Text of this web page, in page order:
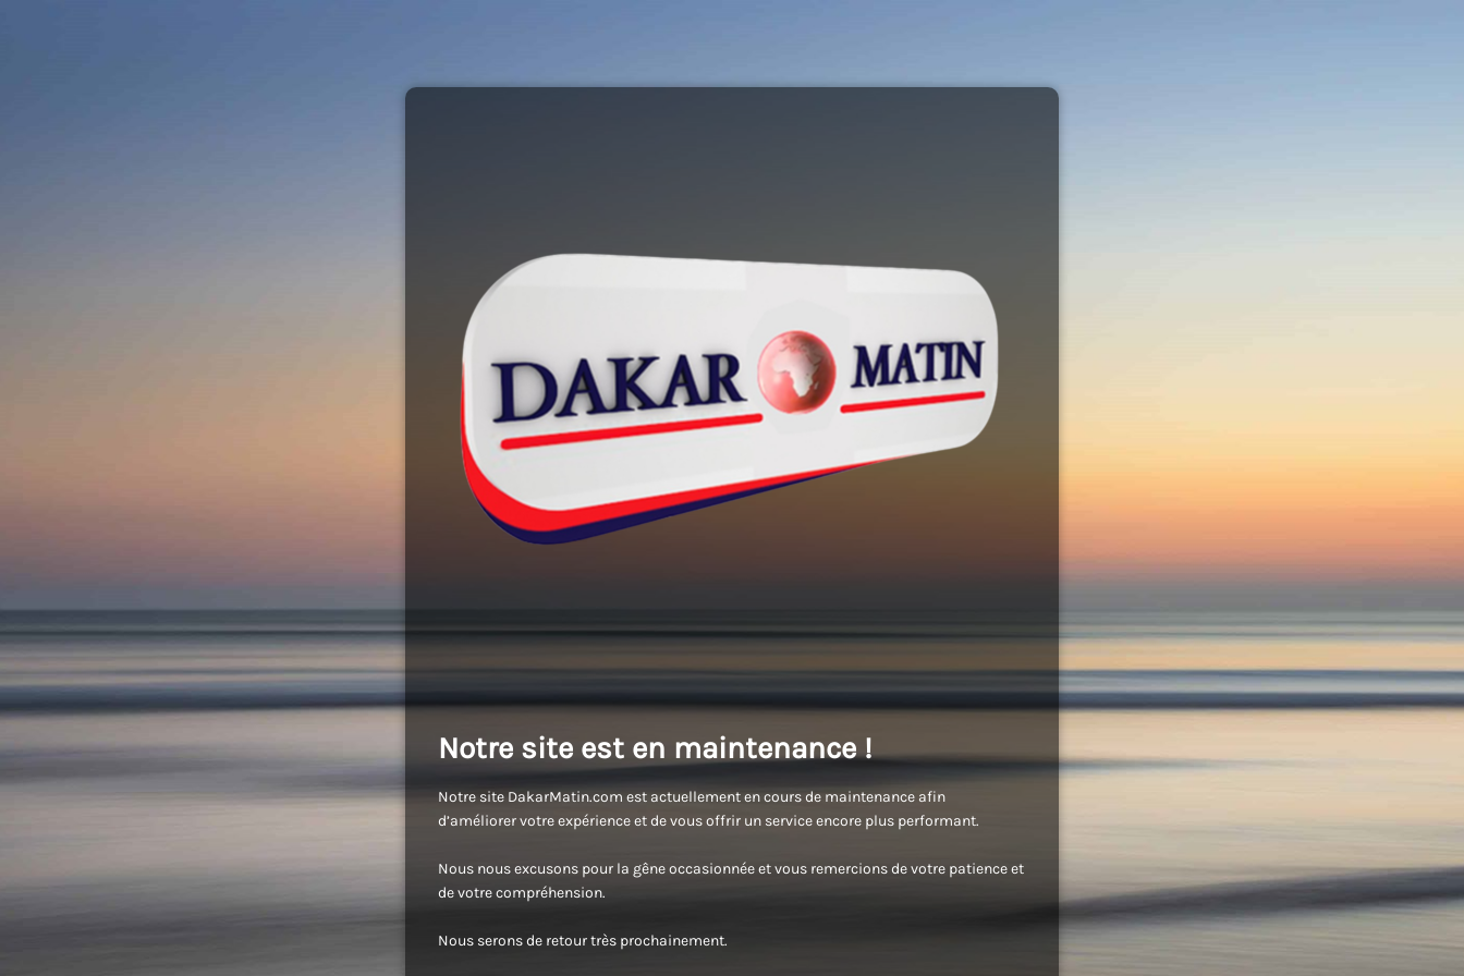
Notre site est en maintenance !
Notre site DakarMatin.com est actuellement en cours de maintenance afin
d’améliorer votre expérience et de vous offrir un service encore plus performant.
Nous nous excusons pour la gêne occasionnée et vous remercions de votre patience et
de votre compréhension.
Nous serons de retour très prochainement.